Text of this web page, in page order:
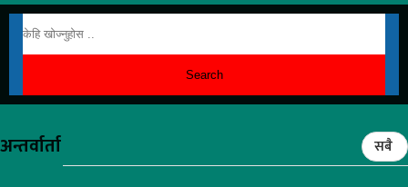
Search
अन्तर्वार्ता सबै